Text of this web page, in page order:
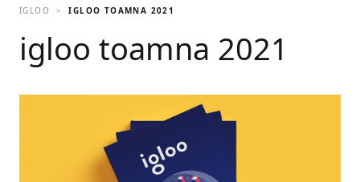
IGLOO IGLOO TOAMNA 2021
igloo toamna 2021